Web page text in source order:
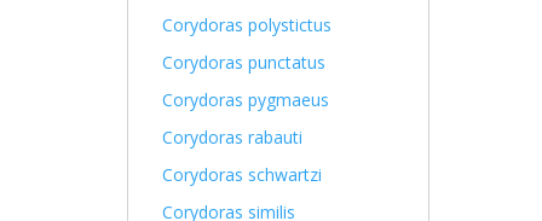
Corydoras polystictus
Corydoras punctatus
Corydoras pygmaeus
Corydoras rabauti
Corydoras schwartzi
Corydoras similis